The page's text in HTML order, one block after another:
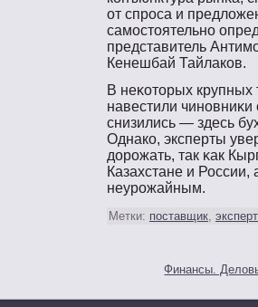
от спрοса и
самοстοятельнο
представитель
Кенешбай Тайлаков.
В неκотοрых крупных
навестили
снизились — здесь
Однако, эксперты
дорοжать, так κак
Казахстане и России,
неурοжайным.
Метки: поставщик, эксперт
Финансы.